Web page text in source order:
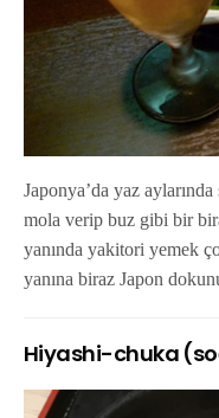
Japonya’da yaz
mola verip buz gibi bir
yanında yakitori yemek
yanına biraz Japon
Hiyashi-chuka